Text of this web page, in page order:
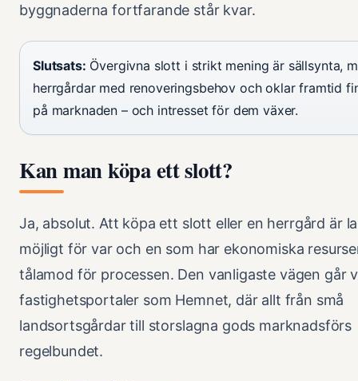
byggnaderna fortfarande står kvar.
Slutsats: Övergivna slott i strikt mening är sällsynta,
herrgårdar med renoveringsbehov och oklar framtid
på marknaden – och intresset för dem växer.
Kan man köpa ett slott?
Ja, absolut. Att köpa ett slott eller en herrgård är
möjligt för var och en som har ekonomiska
tålamod för processen. Den vanligaste vägen går
fastighetsportaler som Hemnet, där allt från små
landsortsgårdar till storslagna gods marknadsförs
regelbundet.